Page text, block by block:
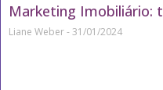
Marketing Imobiliário:
Liane Weber 31/01/2024